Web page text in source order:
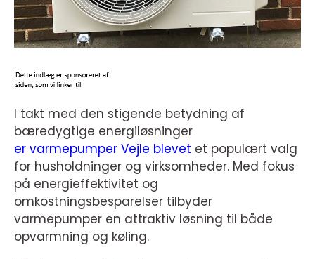
I takt med den stigende betydning af
bæredygtige energiløsninger
er varmepumper Vejle blevet et populært valg
for husholdninger og virksomheder. Med fokus
på energieffektivitet og
omkostningsbesparelser tilbyder
varmepumper en attraktiv løsning til både
opvarmning og køling.